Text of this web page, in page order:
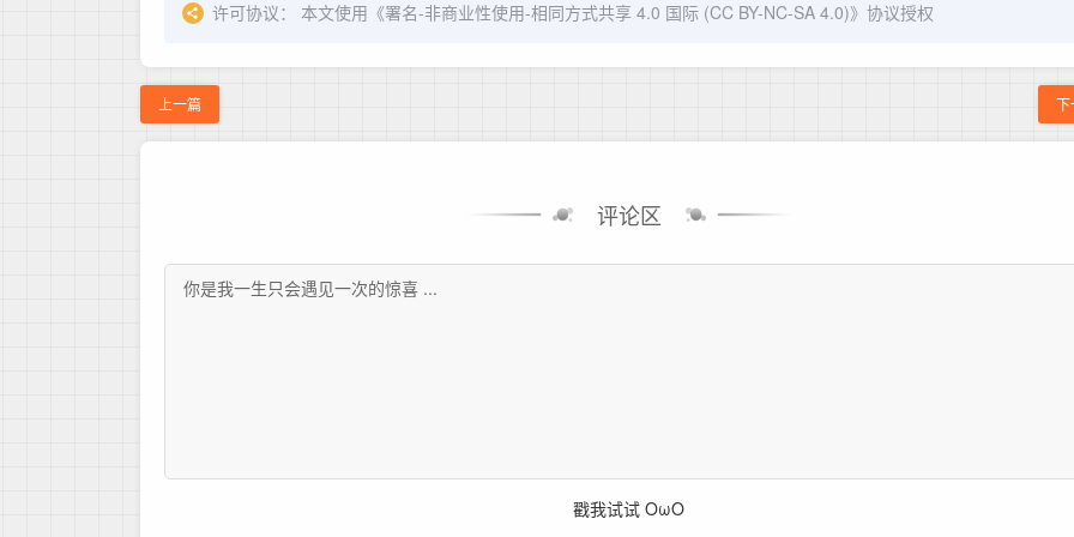
许可协议： 本文使用《署名-非商业性使用-相同方式共享 4.0 国际 (CC BY-NC-SA 4.0)》协议授权
上一篇 下
评论区